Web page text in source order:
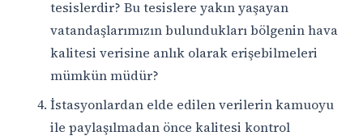
tesislerdir? Bu tesislere yakın yaşayan
vatandaşlarımızın bulundukları bölgenin hava
kalitesi verisine anlık olarak erişebilmeleri
mümkün müdür?
İstasyonlardan elde edilen verilerin kamuoyu
ile paylaşılmadan önce kalitesi kontrol